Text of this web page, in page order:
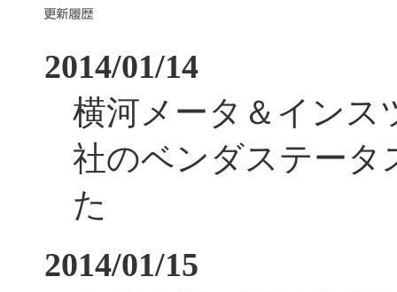
2014/01/14
横河メータ＆インス
社のベンダステータ
た
2014/01/15